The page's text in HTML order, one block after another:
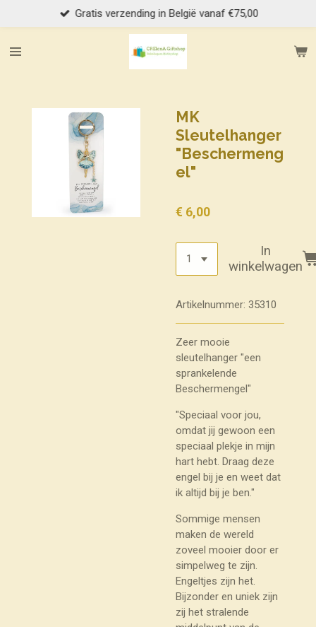
direct
naar
Gratis verzending in België vanaf €75,00
MK
Sleutelhanger
"Beschermeng
el"
€ 6,00
In
winkelwagen
Artikelnummer: 35310
Zeer mooie
sleutelhanger "een
sprankelende
Beschermengel"
"Speciaal voor jou,
omdat jij gewoon een
speciaal plekje in mijn
hart hebt. Draag deze
engel bij je en weet dat
ik altijd bij je ben."
Sommige mensen
maken de wereld
zoveel mooier door er
simpelweg te zijn.
Engeltjes zijn het.
Bijzonder en uniek zijn
zij het stralende